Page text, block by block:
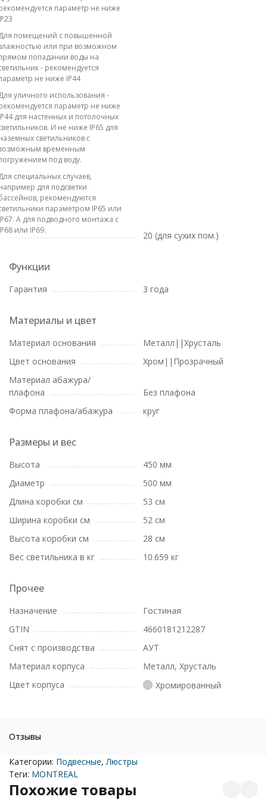
параметр не ниже
помещений с повышенной
или при возможном
попадании воды на
- рекомендуется
не ниже IP44
уличного использования -
параметр не ниже
для настенных и потолочных
И не ниже IP65 для
светильников с
временным
под воду.
специальных случаев,
для подсветки
рекомендуются
параметром IP65 или
А для подводного монтажа с
или IP69.
20 (для сухих пом.)
Функции
Гарантия 3 года
Материалы и цвет
Материал основания
Металл||Хрусталь
Цвет основания
Хром||Прозрачный
Материал абажура/
плафона
Без плафона
Форма плафона/абажура
круг
Размеры и вес
Высота
450 мм
Диаметр
500 мм
Длина коробки см
53 см
Ширина коробки см
52 см
Высота коробки см
28 см
Вес светильника в кг
10.659 кг
Прочее
Назначение
Гостиная
GTIN
4660181212287
Снят с производства
АУТ
Материал корпуса
Металл, Хрусталь
Цвет корпуса
Хромированный
Отзывы
Категории: Подвесные, Люстры
Теги: MONTREAL
Похожие товары